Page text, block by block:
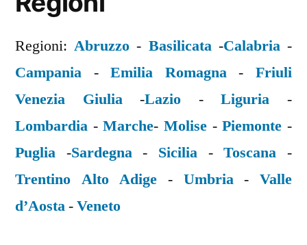
Regioni:Abruzzo - Basilicata-Calabria-
Campania -Emilia Romagna-Friuli
Venezia Giulia-Lazio -Liguria -
Lombardia -Marche-Molise -Piemonte -
Puglia -Sardegna- Sicilia -Toscana -
Trentino Alto Adige - Umbria-Valle
d’Aosta-Veneto